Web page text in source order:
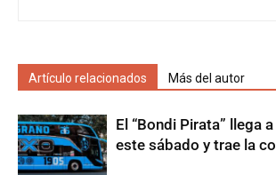
Artículo relacionados Más del autor
El “Bondi Pirata” llega
este sábado y trae la